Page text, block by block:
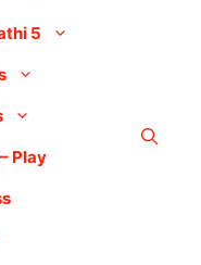
5
Play